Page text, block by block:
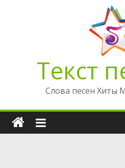
Текст
Слова песен Хиты